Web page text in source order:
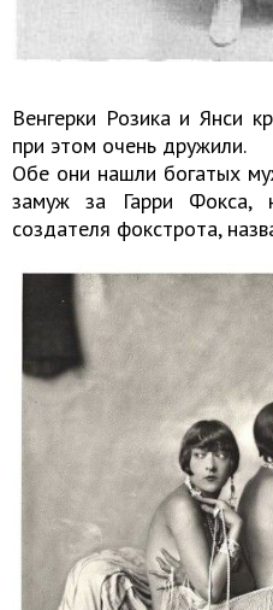
Венгерки Розика и Янси
при этом очень дружили.
Обе они нашли богатых
замуж за Гарри Фокса,
создателя фокстрота,